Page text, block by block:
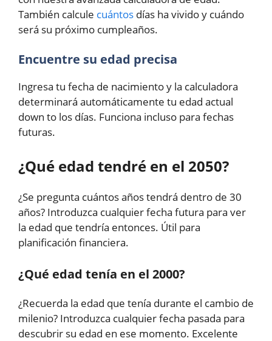
También calcule cuántos días ha vivido y cuándo
será su próximo cumpleaños.
Encuentre su edad precisa
Ingresa tu fecha de nacimiento y la calculadora
determinará automáticamente tu edad actual
down to los días. Funciona incluso para fechas
futuras.
¿Qué edad tendré en el 2050?
¿Se pregunta cuántos años tendrá dentro de 30
años? Introduzca cualquier fecha futura para ver
la edad que tendría entonces. Útil para
planificación financiera.
¿Qué edad tenía en el 2000?
¿Recuerda la edad que tenía durante el cambio de
milenio? Introduzca cualquier fecha pasada para
descubrir su edad en ese momento. Excelente